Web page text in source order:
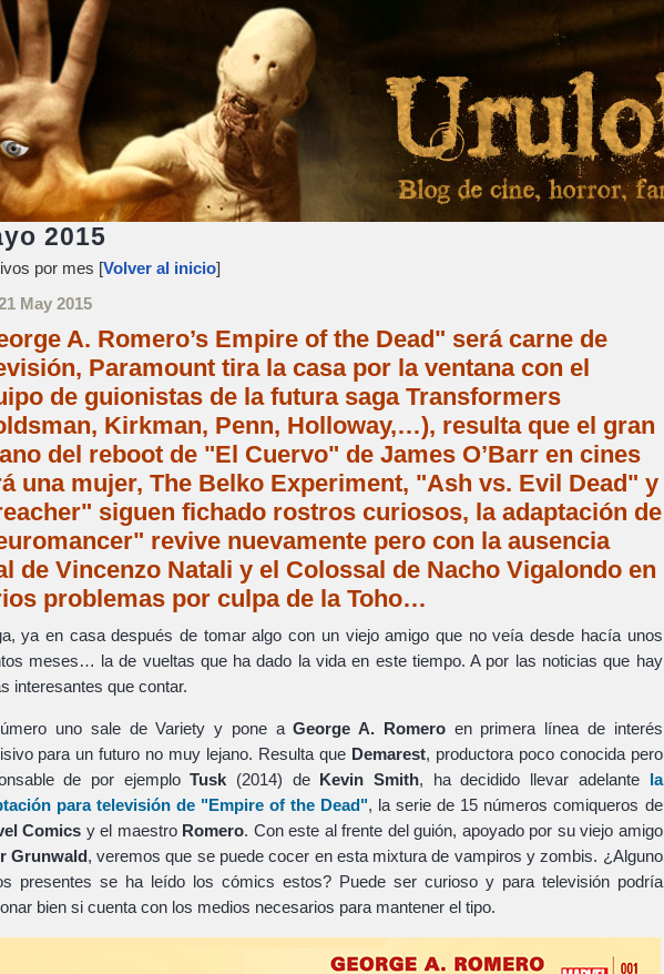
2015
por mes [Volver al inicio]
May 2015
A. Romero’s Empire of the Dead" será carne de
Paramount tira la casa por la ventana con el
de guionistas de la futura saga Transformers
Kirkman, Penn, Holloway,…), resulta que el gran
del reboot de "El Cuervo" de James O’Barr en cines
una mujer, The Belko Experiment, "Ash vs. Evil Dead" y
siguen fichado rostros curiosos, la adaptación de
revive nuevamente pero con la ausencia
de Vincenzo Natali y el Colossal de Nacho Vigalondo en
problemas por culpa de la Toho…
ya en casa después de tomar algo con un viejo amigo que no veía desde hacía unos
meses… la de vueltas que ha dado la vida en este tiempo. A por las noticias que hay
interesantes que contar.
uno sale de Variety y pone aGeorge A. Romeroen primera línea de interés
para un futuro no muy lejano. Resulta que Demarest, productora poco conocida pero
de por ejemploTusk (2014) de Kevin Smith, ha decidido llevar adelante la
para televisión de "Empire of the Dead", la serie de 15 números comiqueros de
Comics y el maestro Romero. Con este al frente del guión, apoyado por su viejo amigo
Grunwald, veremos que se puede cocer en esta mixtura de vampiros y zombis. ¿Alguno
presentes se ha leído los cómics estos? Puede ser curioso y para televisión podría
bien si cuenta con los medios necesarios para mantener el tipo.